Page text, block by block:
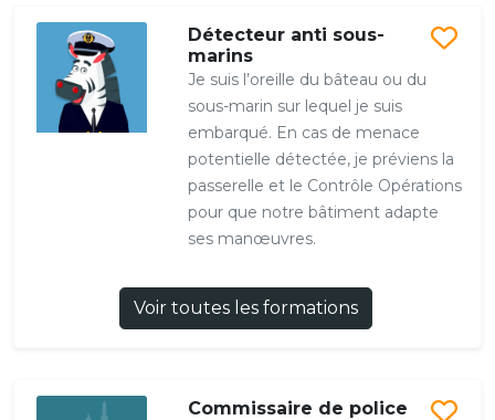
Détecteur anti sous-
marins
Je suis l’oreille du bâteau ou du
sous-marin sur lequel je suis
embarqué. En cas de menace
potentielle détectée, je préviens la
passerelle et le Contrôle Opérations
pour que notre bâtiment adapte
ses manœuvres.
Voir toutes les formations
Commissaire de police